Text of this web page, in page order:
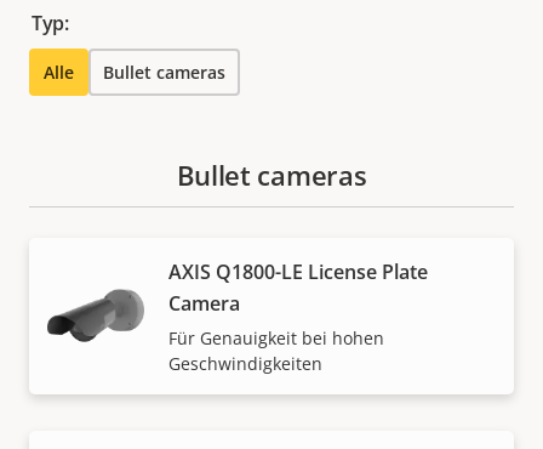
Typ:
Alle Bullet cameras
Bullet cameras
AXIS Q1800-LE License Plate
Camera
Für Genauigkeit bei hohen
Geschwindigkeiten